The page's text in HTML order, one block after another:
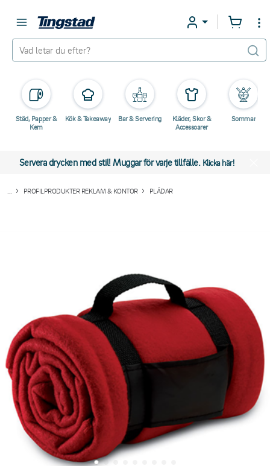
Städ, Papper &
Kem
Kök & Takeaway Bar & Servering
Kläder, Skor &
Accessoarer
Sommar
Servera drycken med stil! Muggar för varje tillfälle. Klicka här!
PROFILPRODUKTER REKLAM & KONTOR PLÄDAR